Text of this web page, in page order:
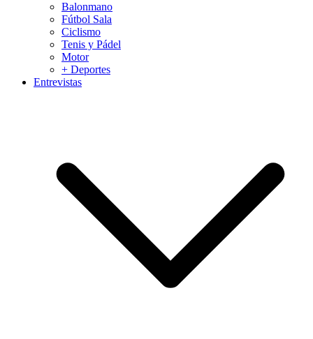
Balonmano
Fútbol Sala
Ciclismo
Tenis y Pádel
Motor
+ Deportes
Entrevistas